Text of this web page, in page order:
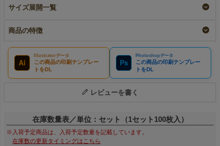
サイズ展開一覧
商品の特徴
Ai
Illustratorデータ
この商品の印刷テンプレー
トをDL
Ps
Photoshopデータ
この商品の印刷テンプレー
トをDL
レビューを書く
在庫数量表／単位：セット（1セット100枚入）
※入荷予定商品は、入荷予定数量を記載しています。
在庫数の更新タイミングはこちら